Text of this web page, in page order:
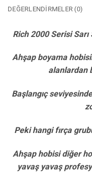
DEĞERLENDIRMELER (0)
Rich 2000 Serisi Sarı
Ahşap boyama
alanlardan
Başlangıç
Peki hangi fırça
Ahşap hobisi diğer
yavaş yavaş